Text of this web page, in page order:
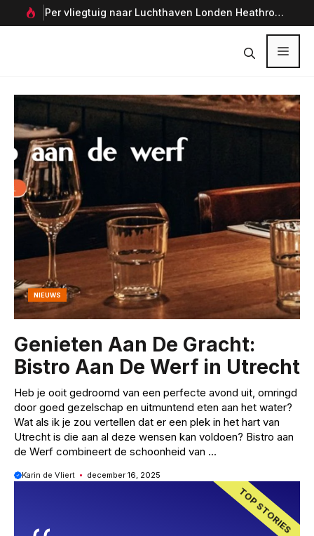
naar
Per vliegtuig naar Luchthaven Londen Heathrow,
Verenigd Koninkrijk
NIEUWS
Genieten Aan De Gracht:
Bistro Aan De Werf in Utrecht
Heb je ooit gedroomd van een perfecte avond uit, omringd
door goed gezelschap en uitmuntend eten aan het water?
Wat als ik je zou vertellen dat er een plek in het hart van
Utrecht is die aan al deze wensen kan voldoen? Bistro aan
de Werf combineert de schoonheid van ...
Karin de Vliert december 16, 2025
TOP STORIES